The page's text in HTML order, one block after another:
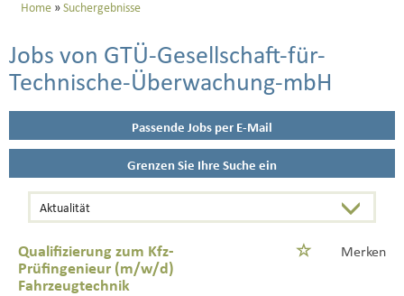
Home Suchergebnisse
Jobs von GTÜ-Gesellschaft-für-
Technische-Überwachung-mbH
Passende Jobs per E-Mail
Grenzen Sie Ihre Suche ein
Qualifizierung zum Kfz-
Prüfingenieur (m/w/d)
Fahrzeugtechnik
Merken